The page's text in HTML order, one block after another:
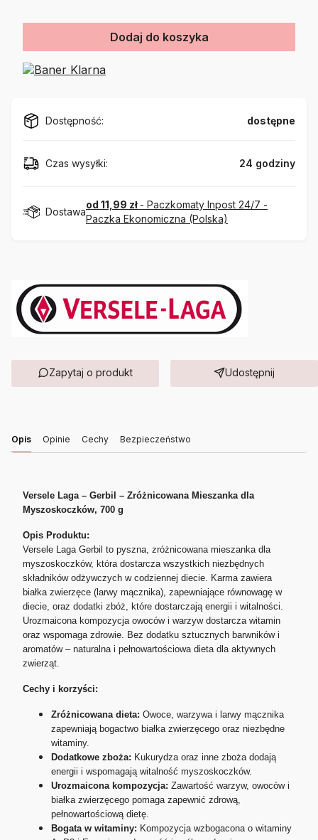
Dodaj do koszyka
Dostępność: dostępne
Czas wysyłki: 24 godziny
Dostawa
od 11,99 zł - Paczkomaty Inpost 24/7 -
Paczka Ekonomiczna (Polska)
Zapytaj o produkt Udostępnij
Opis Opinie Cechy Bezpieczeństwo
Versele Laga – Gerbil – Zróżnicowana Mieszanka dla
Myszoskoczków, 700 g
Opis Produktu:
Versele Laga Gerbil to pyszna, zróżnicowana mieszanka dla
myszoskoczków, która dostarcza wszystkich niezbędnych
składników odżywczych w codziennej diecie. Karma zawiera
białka zwierzęce (larwy mącznika), zapewniające równowagę w
diecie, oraz dodatki zbóż, które dostarczają energii i witalności.
Urozmaicona kompozycja owoców i warzyw dostarcza witamin
oraz wspomaga zdrowie. Bez dodatku sztucznych barwników i
aromatów – naturalna i pełnowartościowa dieta dla aktywnych
zwierząt.
Cechy i korzyści:
Zróżnicowana dieta: Owoce, warzywa i larwy mącznika
zapewniają bogactwo białka zwierzęcego oraz niezbędne
witaminy.
Dodatkowe zboża: Kukurydza oraz inne zboża dodają
energii i wspomagają witalność myszoskoczków.
Urozmaicona kompozycja: Zawartość warzyw, owoców i
białka zwierzęcego pomaga zapewnić zdrową,
pełnowartościową dietę.
Bogata w witaminy: Kompozycja wzbogacona o witaminy